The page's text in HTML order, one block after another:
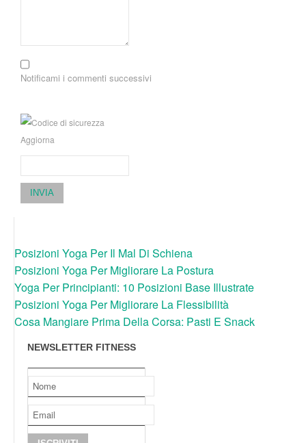
Notificami i commenti successivi
Aggiorna
INVIA
Posizioni Yoga Per Il Mal Di Schiena
Posizioni Yoga Per Migliorare La Postura
Yoga Per Principianti: 10 Posizioni Base Illustrate
Posizioni Yoga Per Migliorare La Flessibilità
Cosa Mangiare Prima Della Corsa: Pasti E Snack
NEWSLETTER FITNESS